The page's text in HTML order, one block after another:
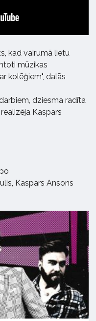
kad vairumā lietu
mūzikas
kolēģiem", dalās
dziesma radīta
Kaspars
Kaspars Ansons